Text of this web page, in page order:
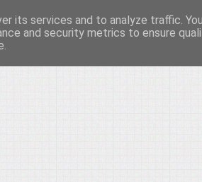
πολιτισμό, σε κάθε του μορφή και
its services and to analyze traffic.
and security metrics to ensure